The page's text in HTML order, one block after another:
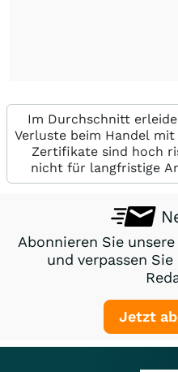
Im Durchschnitt
Verluste beim Handel
Zertifikate sind hoch
nicht für langfristige
Abonnieren Sie
und verpassen
Jetzt